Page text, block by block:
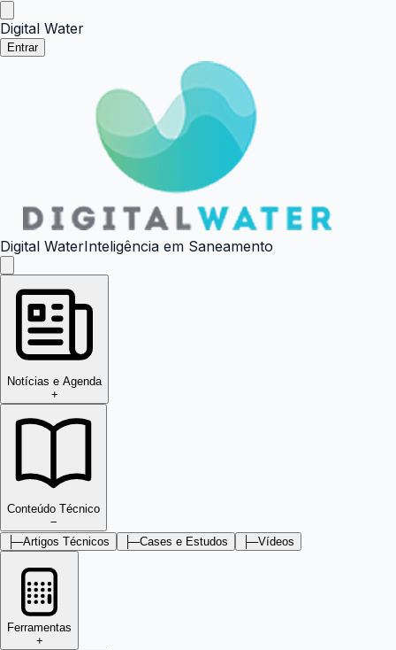
Digital Water
Entrar
Digital WaterInteligência em Saneamento
Notícias e Agenda
+
Conteúdo Técnico
−
├─Artigos Técnicos ├─Cases e Estudos ├─Vídeos
Ferramentas
+